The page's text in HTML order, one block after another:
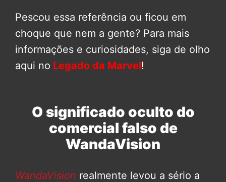
Pescou essa referência ou ficou em
choque que nem a gente? Para mais
informações e curiosidades, siga de olho
aqui no Legado da Marvel!
O significado oculto do
comercial falso de
WandaVision
WandaVision realmente levou a sério a